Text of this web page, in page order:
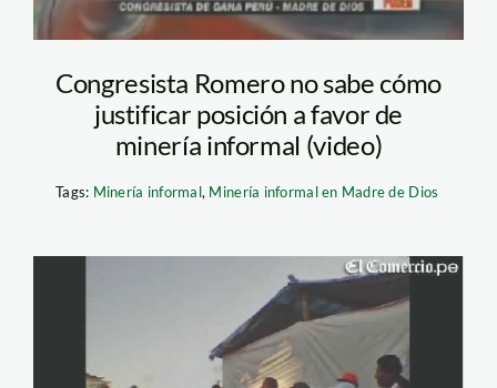
Congresista Romero no sabe cómo
justificar posición a favor de
minería informal (video)
Tags: Minería informal, Minería informal en Madre de Dios